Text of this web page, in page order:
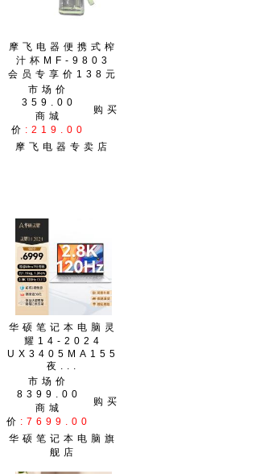
摩飞电器便携式榨
汁杯MF-9803
会员专享价138元
市场价
359.00
购买
商城
价 :219.00
摩飞电器专卖店
华硕笔记本电脑灵
耀14-2024
UX3405MA155
夜...
市场价
8399.00
购买
商城
价 :7699.00
华硕笔记本电脑旗
舰店